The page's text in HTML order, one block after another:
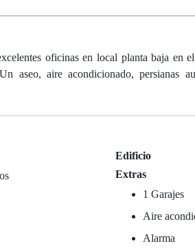
oficinas en local planta baja en
aseo, aire acondicionado, persianas
Edificio
Extras
1 Garajes
Aire
Alarma